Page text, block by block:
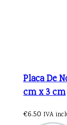
Placa De
cm x 3 cm
€6.50 IVA